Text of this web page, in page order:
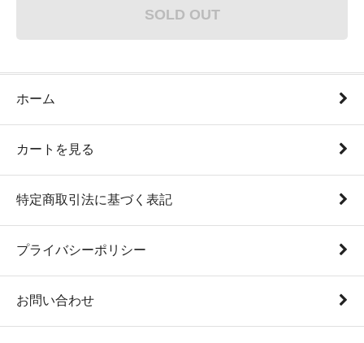
SOLD OUT
ホーム
カートを見る
特定商取引法に基づく表記
プライバシーポリシー
お問い合わせ